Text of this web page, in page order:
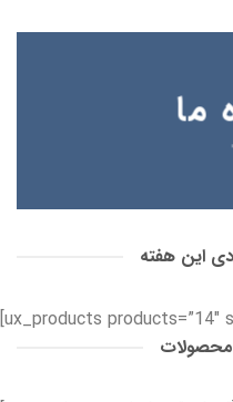
این هفته
[ux_products products=”14″